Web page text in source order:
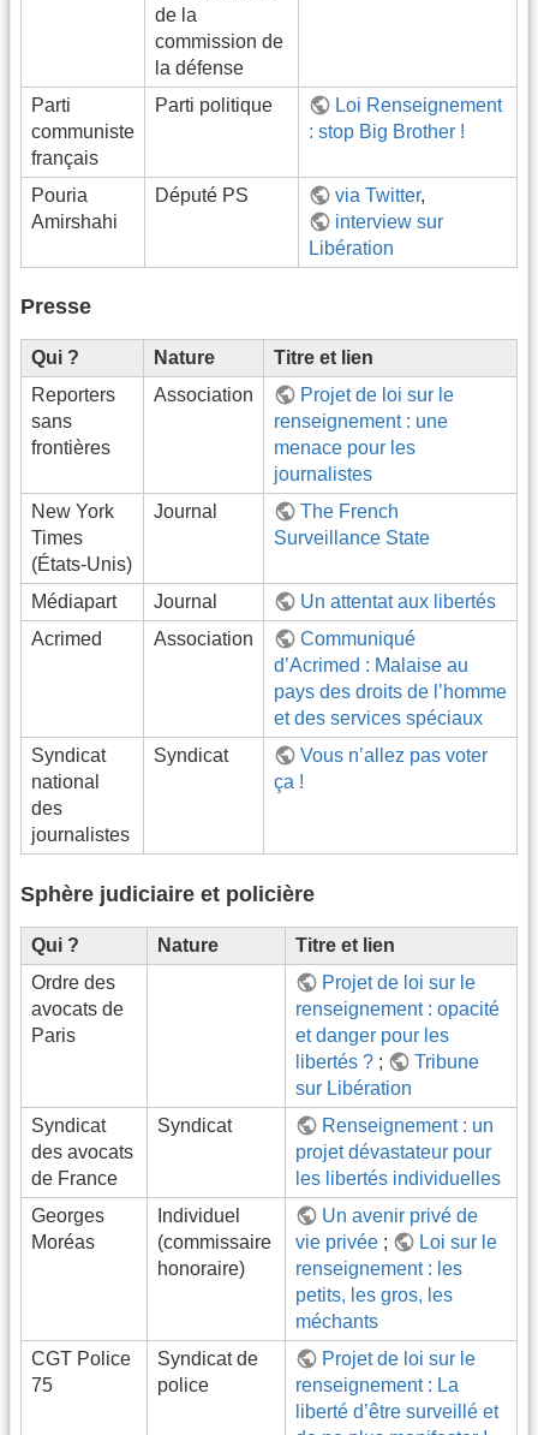
de la
commission de
la défense
Parti
communiste
français
Parti politique
Loi Renseignement
: stop Big Brother !
Pouria
Amirshahi
Député PS via Twitter,
interview sur
Libération
Presse
Qui ? Nature
Titre et lien
Reporters
sans
frontières
Association
Projet de loi sur le
renseignement : une
menace pour les
journalistes
New York
Times
(États-Unis)
Journal
The French
Surveillance State
Médiapart Journal
Un attentat aux libertés
Acrimed
Association
Communiqué
d’Acrimed : Malaise au
pays des droits de l’homme
et des services spéciaux
Syndicat
national
des
journalistes
Syndicat
Vous n’allez pas voter
ça !
Sphère judiciaire et policière
Qui ? Nature
Titre et lien
Ordre des
avocats de
Paris
Projet de loi sur le
renseignement : opacité
et danger pour les
libertés ? ;
Tribune
sur Libération
Syndicat
des avocats
de France
Syndicat
Renseignement : un
projet dévastateur pour
les libertés individuelles
Georges
Moréas
Individuel
(commissaire
honoraire)
Un avenir privé de
vie privée ;
Loi sur le
renseignement : les
petits, les gros, les
méchants
CGT Police
75
Syndicat de
police
Projet de loi sur le
renseignement : La
liberté d’être surveillé et